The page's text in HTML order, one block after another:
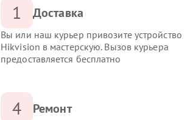
1 Доставка
Вы или наш курьер привозите устройство
Hikvision в мастерскую. Вызов курьера
предоставляется бесплатно
4 Ремонт